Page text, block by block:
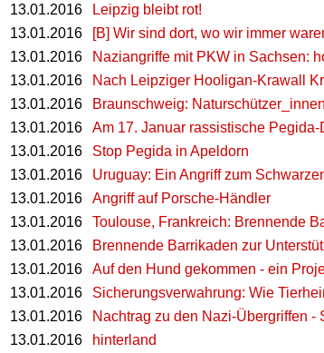
13.01.2016
Leipzig bleibt rot!
13.01.2016
[B] Wir sind dort, wo wir immer
13.01.2016
Naziangriffe mit PKW in Sachsen:
13.01.2016
Nach Leipziger Hooligan-Krawall
13.01.2016
Braunschweig:
13.01.2016
Am 17. Januar rassistische
13.01.2016
Stop Pegida in Apeldorn
13.01.2016
Uruguay: Ein Angriff zum
13.01.2016
Angriff auf Porsche-Händler
13.01.2016
Toulouse, Frankreich: Brennende
13.01.2016
Brennende Barrikaden zur
13.01.2016
Auf den Hund gekommen - ein
13.01.2016
Sicherungsverwahrung: Wie
13.01.2016
Nachtrag zu den Nazi-Übergriffen
13.01.2016
hinterland